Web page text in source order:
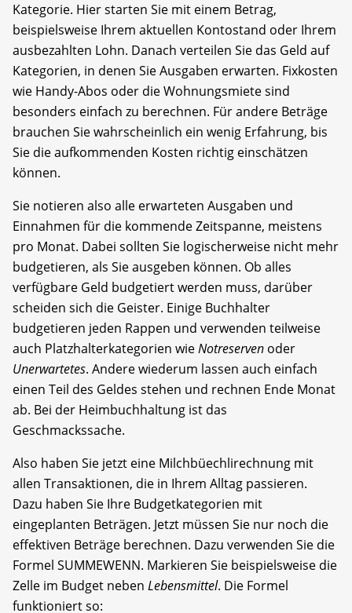
Kategorie. Hier starten Sie mit einem Betrag,
beispielsweise Ihrem aktuellen Kontostand oder Ihrem
ausbezahlten Lohn. Danach verteilen Sie das Geld auf
Kategorien, in denen Sie Ausgaben erwarten. Fixkosten
wie Handy-Abos oder die Wohnungsmiete sind
besonders einfach zu berechnen. Für andere Beträge
brauchen Sie wahrscheinlich ein wenig Erfahrung, bis
Sie die aufkommenden Kosten richtig einschätzen
können.
Sie notieren also alle erwarteten Ausgaben und
Einnahmen für die kommende Zeitspanne, meistens
pro Monat. Dabei sollten Sie logischerweise nicht mehr
budgetieren, als Sie ausgeben können. Ob alles
verfügbare Geld budgetiert werden muss, darüber
scheiden sich die Geister. Einige Buchhalter
budgetieren jeden Rappen und verwenden teilweise
auch Platzhalterkategorien wieNotreserven oder
Unerwartetes. Andere wiederum lassen auch einfach
einen Teil des Geldes stehen und rechnen Ende Monat
ab. Bei der Heimbuchhaltung ist das
Geschmackssache.
Also haben Sie jetzt eine Milchbüechlirechnung mit
allen Transaktionen, die in Ihrem Alltag passieren.
Dazu haben Sie Ihre Budgetkategorien mit
eingeplanten Beträgen. Jetzt müssen Sie nur noch die
effektiven Beträge berechnen. Dazu verwenden Sie die
Formel SUMMEWENN. Markieren Sie beispielsweise die
Zelle im Budget neben Lebensmittel. Die Formel
funktioniert so: